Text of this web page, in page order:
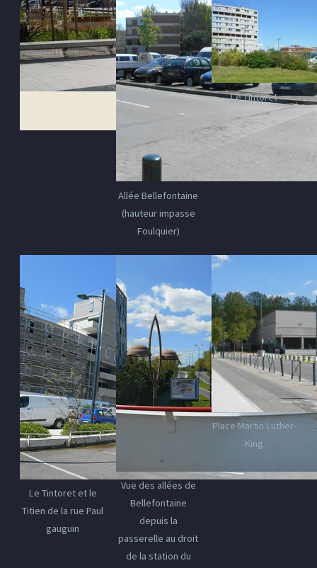
Allée Bellefontaine
(hauteur impasse
Foulquier)
Le Tintoret
Le Tintoret et le
Titien de la rue Paul
gauguin
Vue des allées de
Bellefontaine
depuis la
passerelle au droit
de la station du
Place Martin Luther-
King